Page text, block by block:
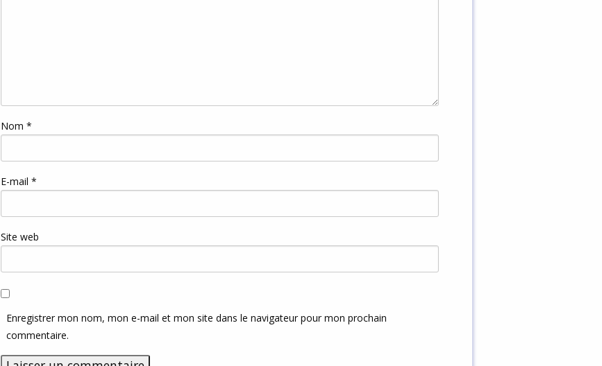
Nom *
E-mail *
Site web
Enregistrer mon nom, mon e-mail et mon site dans le navigateur pour mon prochain
commentaire.